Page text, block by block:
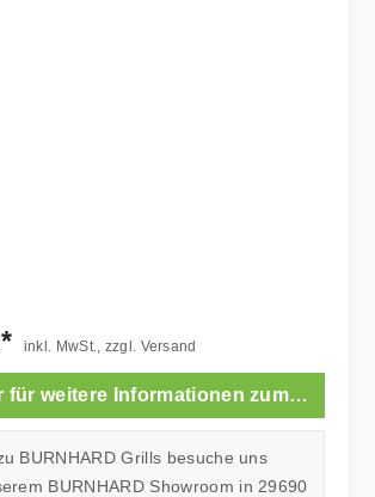
inkl. MwSt., zzgl. Versand
Klicke hier für weitere Informationen zum Showroom.
BURNHARD Grills besuche uns
BURNHARD Showroom in 29690